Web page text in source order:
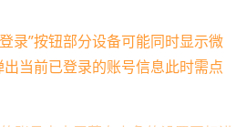
录”按钮部分设备可能同时显示微
当前已登录的账号信息此时需点